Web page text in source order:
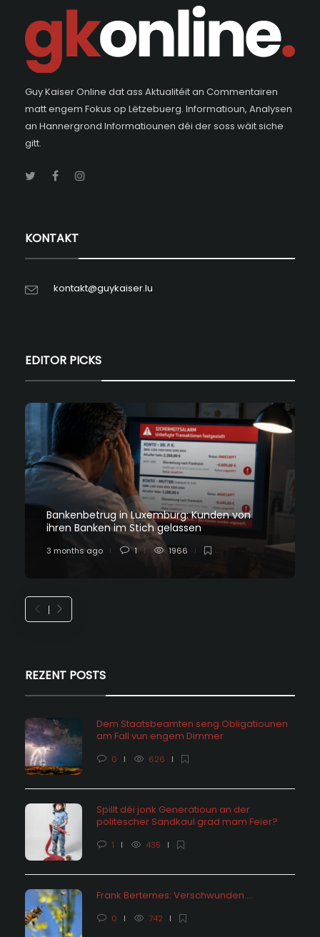
Guy Kaiser Online dat ass Aktualitéit an Commentairen
matt engem Fokus op Lëtzebuerg. Informatioun, Analysen
an Hannergrond Informatiounen déi der soss wäit siche
gitt.
KONTAKT
kontakt@guykaiser.lu
EDITOR PICKS
Bankenbetrug in Luxemburg: Kunden von
ihren Banken im Stich gelassen
3 months ago 1 1966
REZENT POSTS
Dem Staatsbeamten seng Obligatiounen
am Fall vun engem Dimmer
0 626
Spillt déi jonk Generatioun an der
politescher Sandkaul grad mam Feier?
1 435
Frank Bertemes: Verschwunden….
0 742